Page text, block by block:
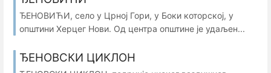
ЂЕНОВИЋИ, село у Црној Гори, у Боки которској, у
oпштини Херцег Нови. Од центра општине је удаљен...
ЂЕНОВСКИ ЦИКЛОН